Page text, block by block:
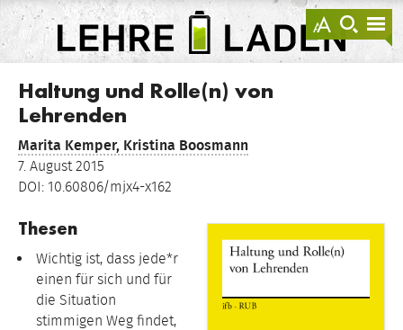
anzeigen
zur
Suche
LEHRE
LADEN
Haltung und Rolle(n) von
Lehrenden
Marita Kemper, Kristina Boosmann
7. August 2015
DOI: 10.60806/mjx4-x162
Thesen
Wichtig ist, dass jede*r
einen für sich und für
die Situation
stimmigen Weg findet,